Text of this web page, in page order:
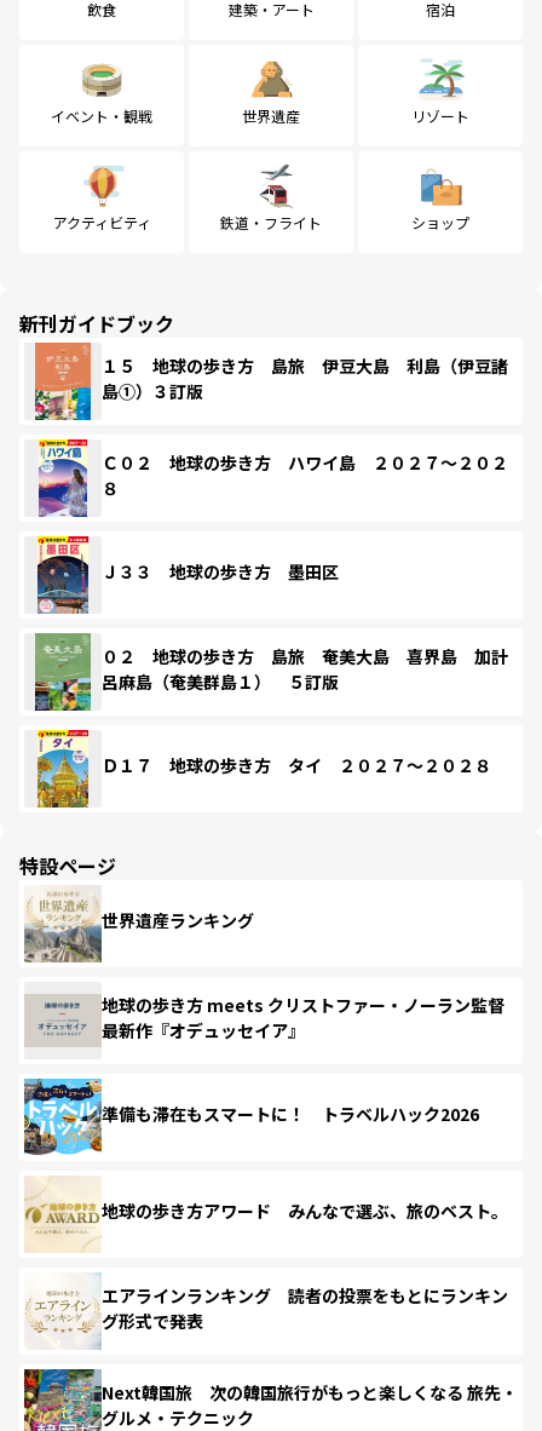
飲食 建築・アート 宿泊
イベント・観戦 世界遺産 リゾート
アクティビティ 鉄道・フライト ショップ
新刊ガイドブック
１５ 地球の歩き方 島旅 伊豆大島 利島（伊豆諸
島①）３訂版
Ｃ０２ 地球の歩き方 ハワイ島 ２０２７～２０２
８
Ｊ３３ 地球の歩き方 墨田区
０２ 地球の歩き方 島旅 奄美大島 喜界島 加計
呂麻島（奄美群島１） ５訂版
Ｄ１７ 地球の歩き方 タイ ２０２７～２０２８
特設ページ
世界遺産ランキング
地球の歩き方 meets クリストファー・ノーラン監督
最新作『オデュッセイア』
準備も滞在もスマートに！ トラベルハック2026
地球の歩き方アワード みんなで選ぶ、旅のベスト。
エアラインランキング 読者の投票をもとにランキン
グ形式で発表
Next韓国旅 次の韓国旅行がもっと楽しくなる 旅先・
グルメ・テクニック